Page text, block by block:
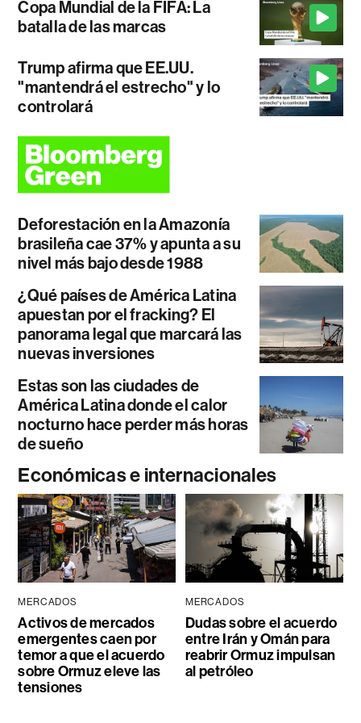
Copa Mundial de la FIFA: La
batalla de las marcas
Trump afirma que EE.UU.
"mantendrá el estrecho" y lo
controlará
Deforestación en la Amazonía
brasileña cae 37% y apunta a su
nivel más bajo desde 1988
¿Qué países de América Latina
apuestan por el fracking? El
panorama legal que marcará las
nuevas inversiones
Estas son las ciudades de
América Latina donde el calor
nocturno hace perder más horas
de sueño
Económicas e internacionales
MERCADOS
Activos de mercados
emergentes caen por
temor a que el acuerdo
sobre Ormuz eleve las
tensiones
MERCADOS
Dudas sobre el acuerdo
entre Irán y Omán para
reabrir Ormuz impulsan
al petróleo